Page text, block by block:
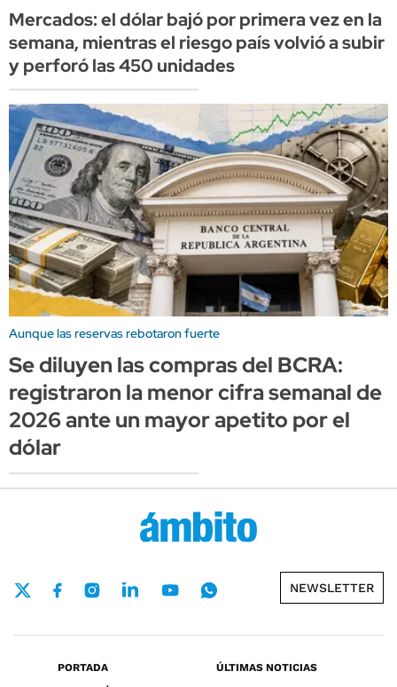
Mercados: el dólar bajó por primera vez en la
semana, mientras el riesgo país volvió a subir
y perforó las 450 unidades
Aunque las reservas rebotaron fuerte
Se diluyen las compras del BCRA:
registraron la menor cifra semanal de
2026 ante un mayor apetito por el
dólar
NEWSLETTER
PORTADA
ÚLTIMAS NOTICIAS